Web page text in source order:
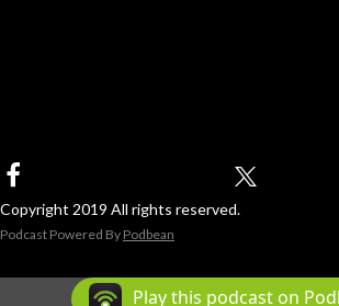
Copyright 2019 All rights reserved.
Podcast Powered By Podbean
Play this podcast on